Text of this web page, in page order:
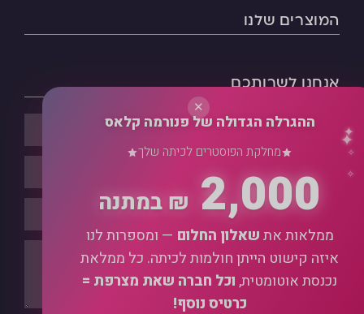
המוצרים שלנו
אנחנו לשרותכם
✦
✧
✦
✧
✕
ההגרלה הגדולה של פנורמה קלאס
מחלקת הפוסטרים לכיתה שלך
2,000 ₪ במתנה
ממלאות אתשאלון החלום — ומספרות לנו
איזה קישוט הייתן חולמות לכיתה. כל ממלאת
נכנסת אוטומטית,וכל חברה שאת מצרפת =
כרטיס נוסף!